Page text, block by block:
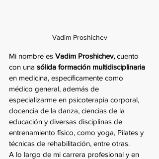
Vadim Proshichev
Mi nombre es Vadim Proshichev, cuento
con una sólida formación multidisciplinaria
en medicina, específicamente como
médico general, además de
especializarme en psicoterapia corporal,
docencia de la danza, ciencias de la
educación y diversas disciplinas de
entrenamiento físico, como yoga, Pilates y
técnicas de rehabilitación, entre otras.
A lo largo de mi carrera profesional y en